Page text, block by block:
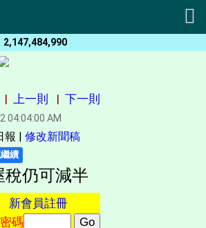
2,147,484,990
| 上一則 | 下一則
04:04:00 AM
報 | 修改新聞稿
稅仍可減半
新會員註冊
密碼